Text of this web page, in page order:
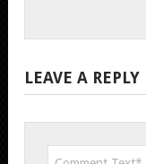
LEAVE A REPLY